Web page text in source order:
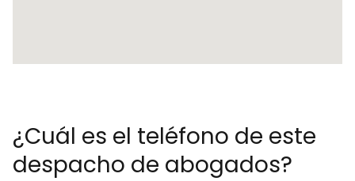
¿Cuál es el teléfono de este
despacho de abogados?